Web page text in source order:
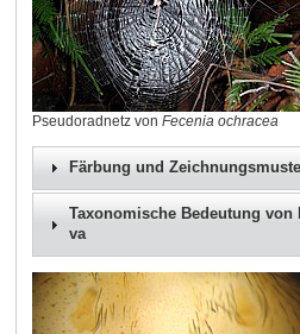
Pseudoradnetz von Fecenia ochracea
Färbung und
Taxonomische Bedeutung von
va